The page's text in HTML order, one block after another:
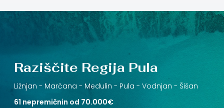
Raziščite Regija Pula
Ližnjan - Marčana - Medulin - Pula - Vodnjan - Šišan
61 nepremičnin od 70.000€